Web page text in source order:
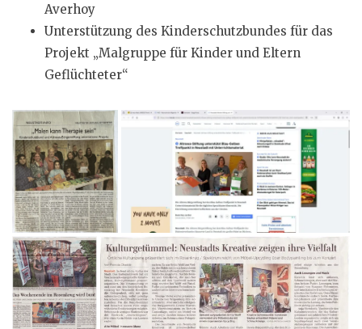
Averhoy
Unterstützung des Kinderschutzbundes für das
Projekt „Malgruppe für Kinder und Eltern
Geflüchteter“